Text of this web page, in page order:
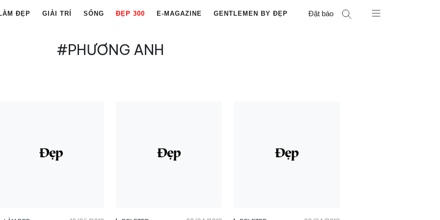
ĐẸP GIẢI TRÍ SỐNG ĐẸP 300 E-MAGAZINE GENTLEMEN BY ĐẸP Đặt báo
#PHƯƠNG ANH